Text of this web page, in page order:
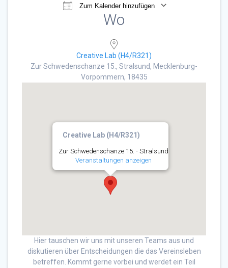
Zum Kalender hinzufügen
ICS herunterladenWo
Creative Lab (H4/R321)
Zur Schwedenschanze 15., Stralsund, Mecklenburg-
Vorpommern, 18435
Creative Lab (H4/R321)
Zur Schwedenschanze 15. - Stralsund
Veranstaltungen anzeigen
Hier tauschen wir uns mit unseren Teams aus und
diskutieren über Entscheidungen die das Vereinsleben
betreffen. Kommt gerne vorbei und werdet ein Teil